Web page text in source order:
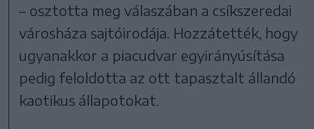
– osztotta meg válaszában a csíkszeredai
városháza sajtóirodája. Hozzátették, hogy
ugyanakkor a piacudvar egyirányúsítása
pedig feloldotta az ott tapasztalt állandó
kaotikus állapotokat.